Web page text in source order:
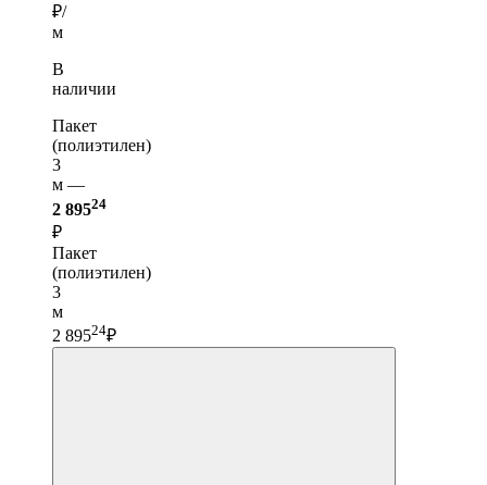
₽/
м
В
наличии
Пакет
(полиэтилен)
3
м —
2 89524
₽
Пакет
(полиэтилен)
3
м
2 89524₽